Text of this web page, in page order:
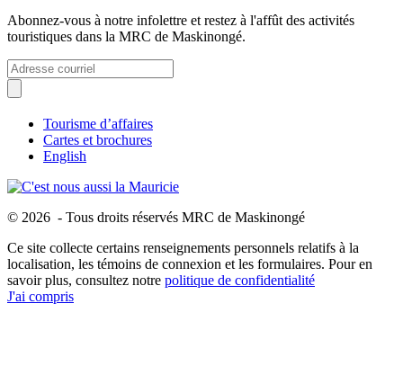
Abonnez-vous à notre infolettre et restez à l'affût des activités
touristiques dans la MRC de Maskinongé.
Tourisme d’affaires
Cartes et brochures
English
© 2026 - Tous droits réservés MRC de Maskinongé
Ce site collecte certains renseignements personnels relatifs à la
localisation, les témoins de connexion et les formulaires. Pour en
savoir plus, consultez notre politique de confidentialité
J'ai compris